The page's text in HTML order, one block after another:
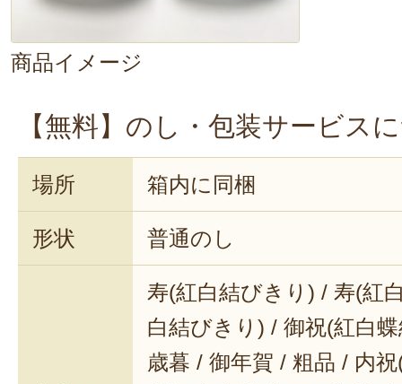
商品イメージ
【無料】のし・包装サービス
場所 箱内に同梱
形状 普通のし
寿(紅白結びきり) / 寿(紅
白結びきり) / 御祝(紅白
歳暮 / 御年賀 / 粗品 / 内